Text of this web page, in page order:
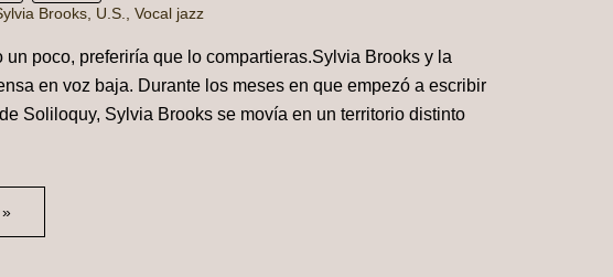
Brooks, U.S. Vocal jazz
un poco, preferiría que lo compartieras.Sylvia Brooks y la
en voz baja. Durante los meses en que empezó a escribir
Soliloquy, Sylvia Brooks se movía en un territorio distinto